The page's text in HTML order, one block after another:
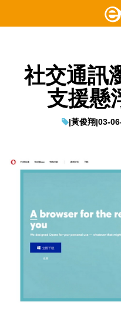
社交通訊
支援懸
|黃俊翔|03-